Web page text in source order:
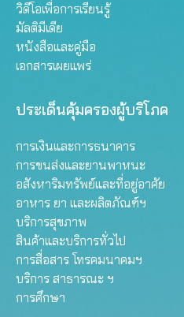
วิดีโอเพื่อการเรียนรู้
มัลติมีเดีย
หนังสือและคู่มือ
เอกสารเผยแพร่
ประเด็นคุ้มครองผู้บริโภค
การเงินและการธนาคาร
การขนส่งและยานพาหนะ
อสังหาริมทรัพย์และที่อยู่อาศัย
อาหาร ยา และผลิตภัณฑ์ฯ
บริการสุขภาพ
สินค้าและบริการทั่วไป
การสื่อสาร โทรคมนาคมฯ
บริการ สาธารณะ ฯ
การศึกษา